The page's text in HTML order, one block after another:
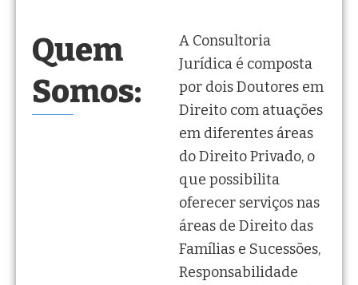
Quem
Somos:
A Consultoria
Jurídica é composta
por dois Doutores em
Direito com atuações
em diferentes áreas
do Direito Privado, o
que possibilita
oferecer serviços nas
áreas de Direito das
Famílias e Sucessões,
Responsabilidade